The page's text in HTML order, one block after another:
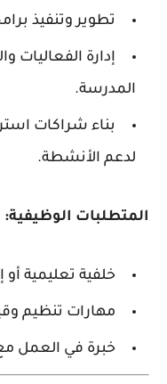
تطوير وتنفيذ
إدارة الفعاليات
المدرسة.
بناء شراكات
لدعم الأنشطة.
المتطلبات الوظيفية:
خلفية تعليمية أو
مهارات تنظيم
خبرة في العمل مع